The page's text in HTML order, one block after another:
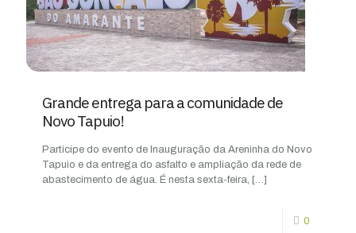
Grande entrega para a comunidade de
Novo Tapuio!
Participe do evento de Inauguração da Areninha do Novo
Tapuio e da entrega do asfalto e ampliação da rede de
abastecimento de água. É nesta sexta-feira, […]
0